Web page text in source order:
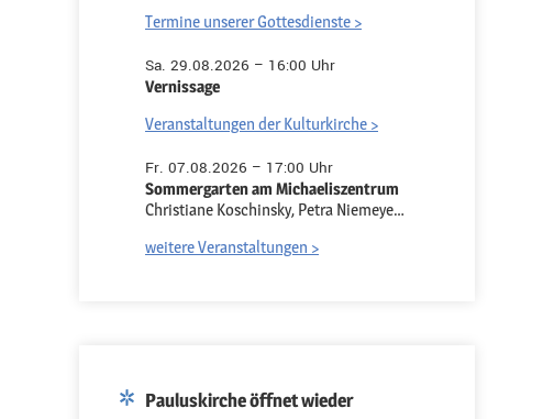
Termine unserer Gottesdienste >
Sa. 29.08.2026 – 16:00 Uhr
Vernissage
Veranstaltungen der Kulturkirche >
Fr. 07.08.2026 – 17:00 Uhr
Sommergarten am Michaeliszentrum
Christiane Koschinsky, Petra Niemeyer-Ruth
weitere Veranstaltungen >
Pauluskirche öffnet wieder